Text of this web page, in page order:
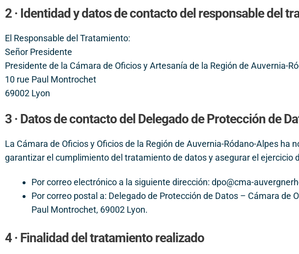
2 · Identidad y datos de contacto del responsable del
El Responsable del Tratamiento:
Señor Presidente
Presidente de la Cámara de Oficios y Artesanía de la Región de Auvernia-
10 rue Paul Montrochet
69002 Lyon
3 · Datos de contacto del Delegado de Protección de
La Cámara de Oficios y Oficios de la Región de Auvernia-Ródano-Alpes
garantizar el cumplimiento del tratamiento de datos y asegurar el ejercicio
Por correo electrónico a la siguiente dirección: dpo@cma-
Por correo postal a: Delegado de Protección de Datos – Cámara de
Paul Montrochet, 69002 Lyon.
4 · Finalidad del tratamiento realizado